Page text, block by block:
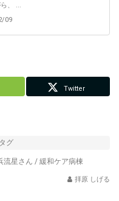
、 ...
09
Twitter
タグ
流星さん / 緩和ケア病棟
拝原 しげる